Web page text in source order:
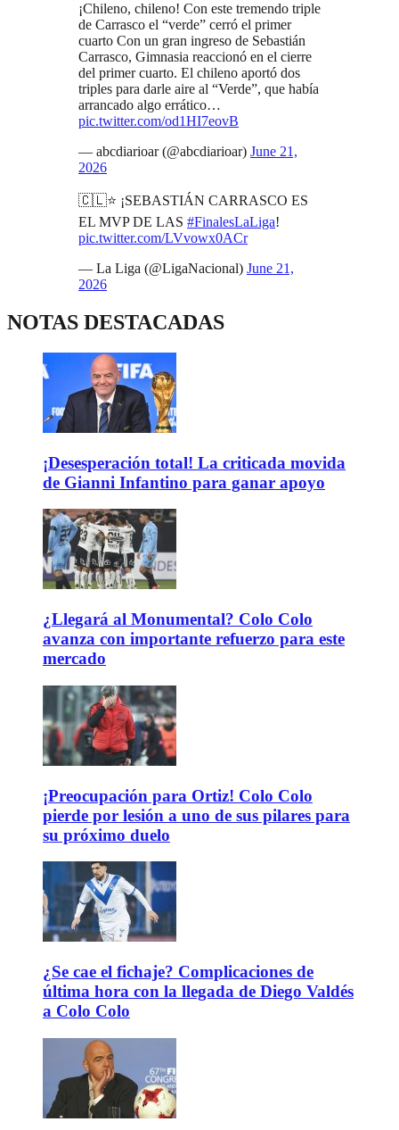
¡Chileno, chileno! Con este tremendo triple
de Carrasco el “verde” cerró el primer
cuarto Con un gran ingreso de Sebastián
Carrasco, Gimnasia reaccionó en el cierre
del primer cuarto. El chileno aportó dos
triples para darle aire al “Verde”, que había
arrancado algo errático…
pic.twitter.com/od1HI7eovB
— abcdiarioar (@abcdiarioar) June 21,
2026
🇨🇱⭐️ ¡SEBASTIÁN CARRASCO ES
EL MVP DE LAS #FinalesLaLiga!
pic.twitter.com/LVvowx0ACr
— La Liga (@LigaNacional) June 21,
2026
NOTAS DESTACADAS
¡Desesperación total! La criticada movida
de Gianni Infantino para ganar apoyo
¿Llegará al Monumental? Colo Colo
avanza con importante refuerzo para este
mercado
¡Preocupación para Ortiz! Colo Colo
pierde por lesión a uno de sus pilares para
su próximo duelo
¿Se cae el fichaje? Complicaciones de
última hora con la llegada de Diego Valdés
a Colo Colo